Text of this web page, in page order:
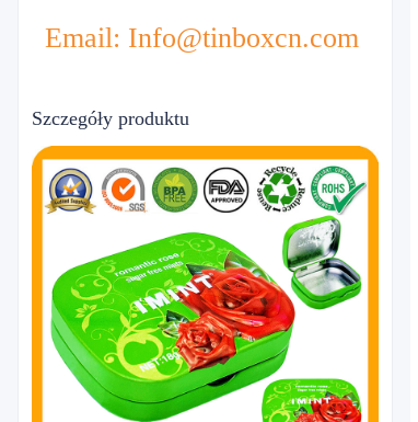
Email: Info@tinboxcn.com
Szczegóły produktu